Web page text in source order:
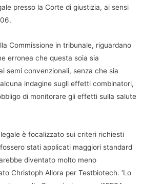
presso la Corte di giustizia, ai sensi
Commissione in tribunale, riguardano
erronea che questa soia sia
semi convenzionali, senza che sia
indagine sugli effetti combinatori,
di monitorare gli effetti sulla salute
è focalizzato sui criteri richiesti
fossero stati applicati maggiori standard
diventato molto meno
Christoph Allora per Testbiotech. ‘Lo